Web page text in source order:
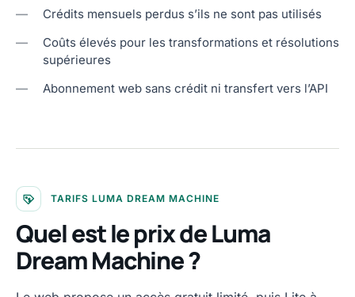
—
Crédits mensuels perdus s’ils ne sont pas utilisés
—
Coûts élevés pour les transformations et résolutions
supérieures
—
Abonnement web sans crédit ni transfert vers l’API
TARIFS LUMA DREAM MACHINE
Quel est le prix de Luma
Dream Machine ?